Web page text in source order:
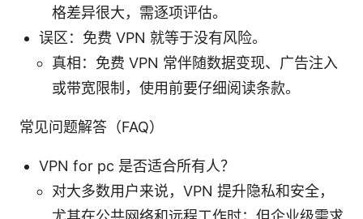
格差异很大，需逐项评估。
误区：免费 VPN 就等于没有风险。
真相：免费 VPN 常伴随数据变现、广告注入
或带宽限制，使用前要仔细阅读条款。
常见问题解答（FAQ）
VPN for pc 是否适合所有人？
对大多数用户来说，VPN 提升隐私和安全，